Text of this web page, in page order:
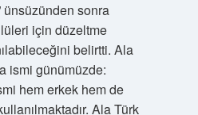
ünsüzünden sonra
için düzeltme
belirtti. Ala
ismi günümüzde:
hem erkek hem de
Ala Türk